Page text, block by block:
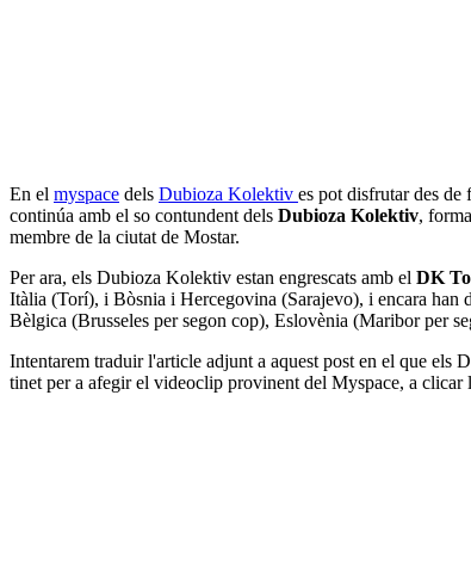
En el myspace dels Dubioza Kolektiv es pot disfrutar des de
continúa amb el so contundent dels Dubioza Kolektiv,
membre de la ciutat de Mostar.
Per ara, els Dubioza Kolektiv estan engrescats amb el DK
Itàlia (Torí), i Bòsnia i Hercegovina (Sarajevo), i encara
Bèlgica (Brusseles per segon cop), Eslovènia (Maribor per
Intentarem traduir l'article adjunt a aquest post en el que els
tinet per a afegir el videoclip provinent del Myspace, a clicar